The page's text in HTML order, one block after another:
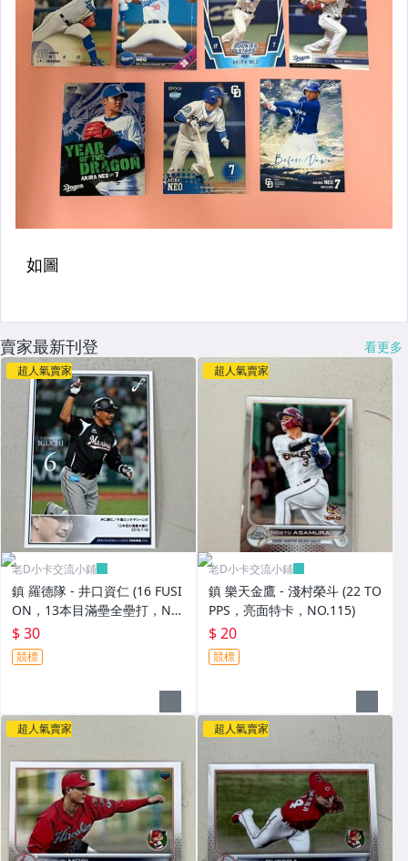
賣家最新刊登 看更多
超人氣賣家
老D小卡交流小鋪
鎮 羅德隊 - 井口資仁 (16 FUSI
ON，13本目滿壘全壘打，NO.
064) BBM活動卡，有鋼印
$ 30
競標
超人氣賣家
老D小卡交流小鋪
鎮 樂天金鷹 - 淺村榮斗 (22 TO
PPS，亮面特卡，NO.115)
$ 20
競標
超人氣賣家 超人氣賣家